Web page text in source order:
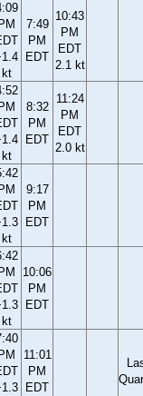
PM
kt
7:49
PM
EDT
10:43
PM
EDT
2.1 kt
PM
kt
8:32
PM
EDT
11:24
PM
EDT
2.0 kt
PM
kt
9:17
PM
EDT
PM
kt
10:06
PM
EDT
PM
11:01
PM
EDT